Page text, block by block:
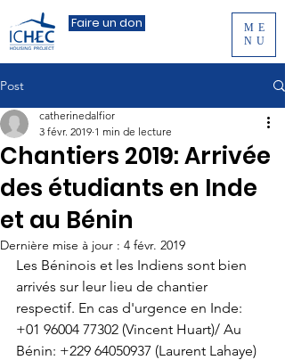
Faire un don
ME
NU
Post
Chantiers 2019: Arrivée
des étudiants en Inde
et au Bénin
catherinedalfior
3 févr. 2019 1 min de lecture
Dernière mise à jour : 4 févr. 2019
Les Béninois et les Indiens sont bien
arrivés sur leur lieu de chantier
respectif. En cas d'urgence en Inde:
+01 96004 77302 (Vincent Huart)/ Au
Bénin: +229 64050937 (Laurent Lahaye)